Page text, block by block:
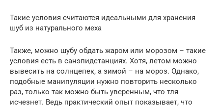
Такие условия считаются идеальными для хранения
шуб из натурального меха
Также, можно шубу обдать жаром или морозом – такие
условия есть в санэпидстанциях. Хотя, летом можно
вывесить на солнцепек, а зимой – на мороз. Однако,
подобные манипуляции нужно повторить несколько
раз, только так можно быть уверенным, что тля
исчезнет. Ведь практический опыт показывает, что